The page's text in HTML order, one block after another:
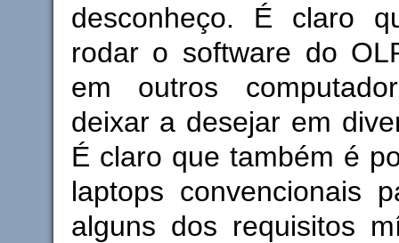
desconheço. É claro
rodar o software do
em outros
deixar a desejar em
É claro que também é
laptops convencionais
alguns dos requisitos